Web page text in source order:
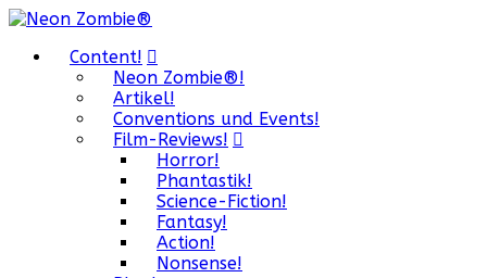
Content!
Neon Zombie®!
Artikel!
Conventions und Events!
Film-Reviews!
Horror!
Phantastik!
Science-Fiction!
Fantasy!
Action!
Nonsense!